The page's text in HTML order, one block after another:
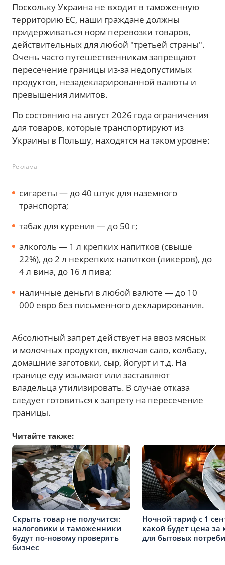
Поскольку Украина не входит в таможенную
территорию ЕС, наши граждане должны
придерживаться норм перевозки товаров,
действительных для любой "третьей страны".
Очень часто путешественникам запрещают
пересечение границы из-за недопустимых
продуктов, незадекларированной валюты и
превышения лимитов.
По состоянию на август 2026 года ограничения
для товаров, которые транспортируют из
Украины в Польшу, находятся на таком уровне:
Реклама
сигареты — до 40 штук для наземного
транспорта;
табак для курения — до 50 г;
алкоголь — 1 л крепких напитков (свыше
22%), до 2 л некрепких напитков (ликеров), до
4 л вина, до 16 л пива;
наличные деньги в любой валюте — до 10
000 евро без письменного декларирования.
Абсолютный запрет действует на ввоз мясных
и молочных продуктов, включая сало, колбасу,
домашние заготовки, сыр, йогурт и т.д. На
границе еду изымают или заставляют
владельца утилизировать. В случае отказа
следует готовиться к запрету на пересечение
границы.
Читайте также:
Скрыть товар не получится:
налоговики и таможенники
будут по-новому проверять
бизнес
Ночной тариф с 1
какой будет цена за
для бытовых